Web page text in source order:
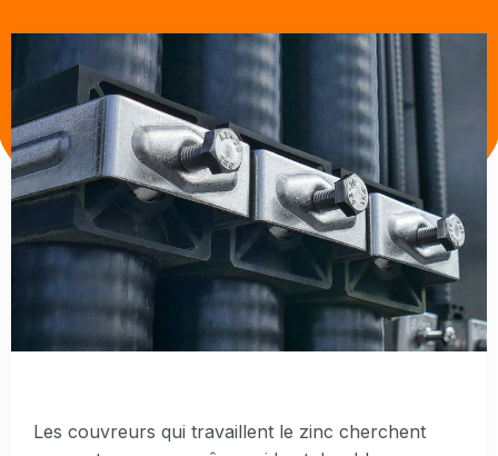
Les couvreurs qui travaillent le zinc cherchent